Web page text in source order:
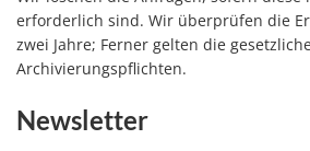
erforderlich sind. Wir überprüfen die
zwei Jahre; Ferner gelten die
Archivierungspflichten.
Newsletter